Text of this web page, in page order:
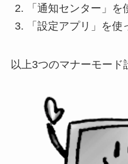
「通知センター」
「設定アプリ」を
以上3つのマナーモード